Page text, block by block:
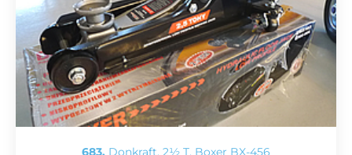
683. Donkraft, 2½ T, Boxer BX-456